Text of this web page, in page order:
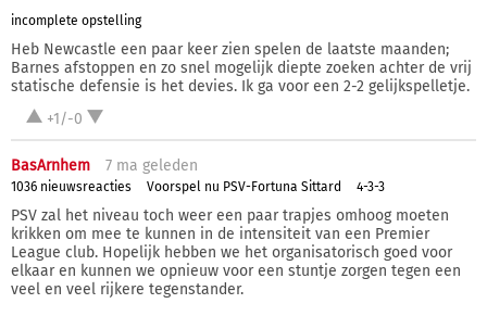
incomplete opstelling
Heb Newcastle een paar keer zien spelen de laatste maanden;
Barnes afstoppen en zo snel mogelijk diepte zoeken achter de vrij
statische defensie is het devies. Ik ga voor een 2-2 gelijkspelletje.
+1/-0
BasArnhem 7 ma geleden
1036 nieuwsreacties Voorspel nu PSV-Fortuna Sittard 4-3-3
PSV zal het niveau toch weer een paar trapjes omhoog moeten
krikken om mee te kunnen in de intensiteit van een Premier
League club. Hopelijk hebben we het organisatorisch goed voor
elkaar en kunnen we opnieuw voor een stuntje zorgen tegen een
veel en veel rijkere tegenstander.